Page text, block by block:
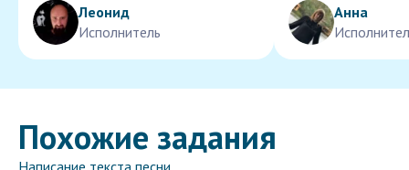
Леонид
Исполнитель
Анна
Похожие задания